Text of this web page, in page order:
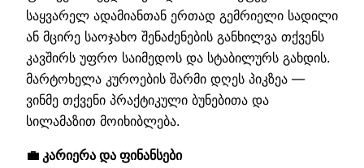
საყვარელ ადამიანთან ერთად გემრიელი სადილი
ან მცირე საოჯახო შენაძენების განხილვა თქვენს
კავშირს უფრო საიმედოს და სტაბილურს გახდის.
მარტოხელა კუროების შარმი დღეს პიკზეა —
ვინმე თქვენი პრაქტიკული ბუნებითა და
სილამაზით მოიხიბლება.
💼 კარიერა და ფინანსები